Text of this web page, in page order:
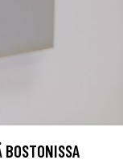
BOSTONISSA